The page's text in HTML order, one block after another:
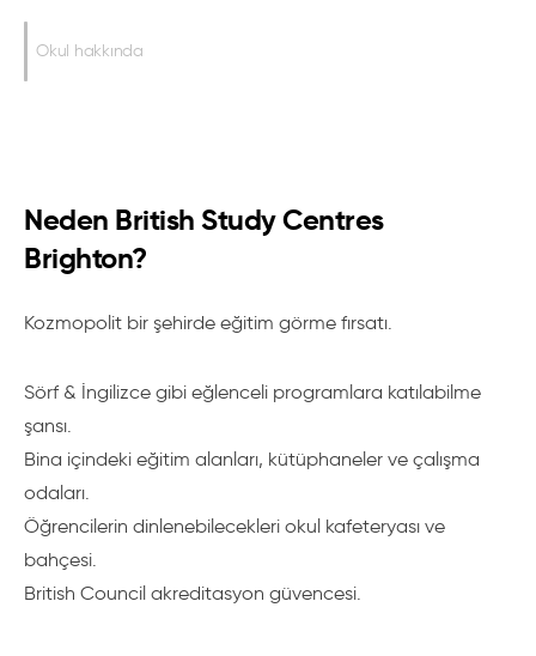
Okul hakkında
Neden British Study Centres
Brighton?
Kozmopolit bir şehirde eğitim görme fırsatı.
Sörf & İngilizce gibi eğlenceli programlara katılabilme
şansı.
Bina içindeki eğitim alanları, kütüphaneler ve çalışma
odaları.
Öğrencilerin dinlenebilecekleri okul kafeteryası ve
bahçesi.
British Council akreditasyon güvencesi.